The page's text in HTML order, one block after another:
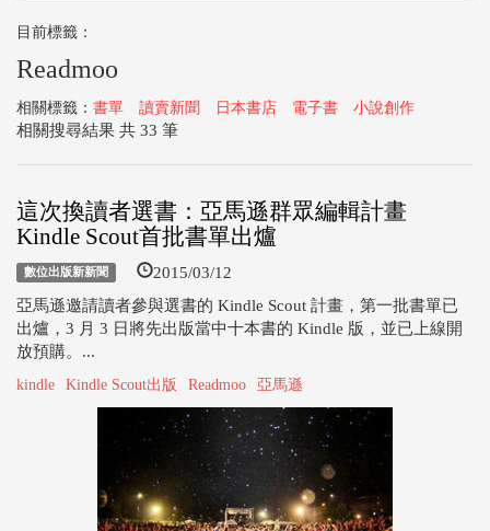
目前標籤：
Readmoo
相關標籤： 書單 讀賣新聞 日本書店 電子書 小說創作
相關搜尋結果 共 33 筆
這次換讀者選書：亞馬遜群眾編輯計畫
Kindle Scout首批書單出爐
數位出版新新聞 2015/03/12
亞馬遜邀請讀者參與選書的 Kindle Scout 計畫，第一批書單已
出爐，3 月 3 日將先出版當中十本書的 Kindle 版，並已上線開
放預購。...
kindle Kindle Scout出版 Readmoo 亞馬遜